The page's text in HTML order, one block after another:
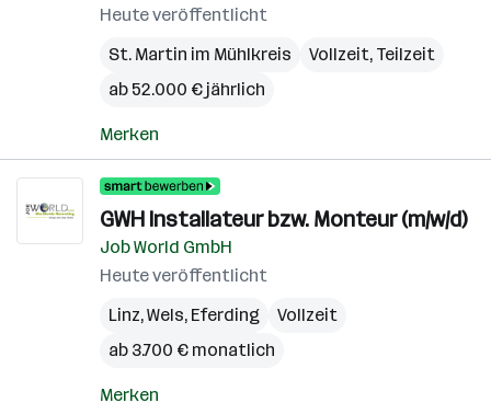
Heute veröffentlicht
St. Martin im Mühlkreis
Vollzeit, Teilzeit
ab 52.000 € jährlich
Merken
GWH Installateur bzw. Monteur (m/w/d)
Job World GmbH
Heute veröffentlicht
Linz,Wels, Eferding
Vollzeit
ab 3.700 € monatlich
Merken